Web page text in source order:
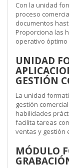
Con la unidad
proceso
documentos
Proporciona las
operativo
UNIDAD
GESTIÓN
La unidad
gestión
habilidades
facilita tareas
ventas y gestión
MÓDULO